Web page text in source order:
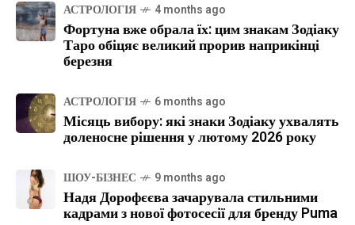
АСТРОЛОГІЯ 4 months ago
Фортуна вже обрала їх: цим знакам Зодіаку
Таро обіцяє великий прорив наприкінці
березня
АСТРОЛОГІЯ 6 months ago
Місяць вибору: які знаки Зодіаку ухвалять
доленосне рішення у лютому 2026 року
ШОУ-БІЗНЕС 9 months ago
Надя Дорофєєва зачарувала стильними
кадрами з нової фотосесії для бренду Puma